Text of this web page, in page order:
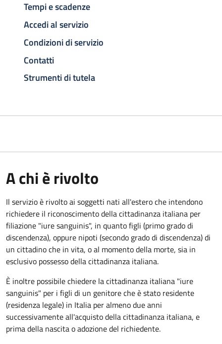
Tempi e scadenze
Accedi al servizio
Condizioni di servizio
Contatti
Strumenti di tutela
A chi è rivolto
Il servizio è rivolto ai soggetti nati all'estero che intendono
richiedere il riconoscimento della cittadinanza italiana per
filiazione "iure sanguinis", in quanto figli (primo grado di
discendenza), oppure nipoti (secondo grado di discendenza) di
un cittadino che in vita, o al momento della morte, sia in
esclusivo possesso della cittadinanza italiana.
È inoltre possibile chiedere la cittadinanza italiana "iure
sanguinis" per i figli di un genitore che è stato residente
(residenza legale) in Italia per almeno due anni
successivamente all'acquisto della cittadinanza italiana, e
prima della nascita o adozione del richiedente.